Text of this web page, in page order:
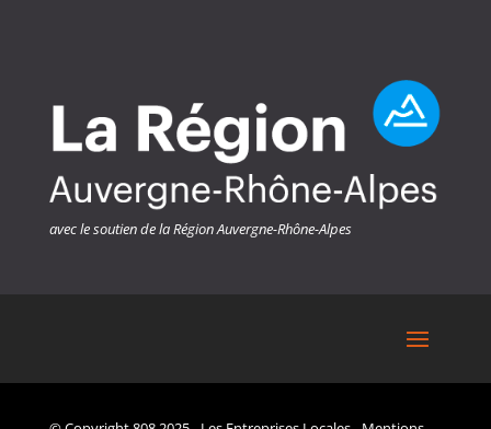
avec le soutien de la Région Auvergne-Rhône-Alpes